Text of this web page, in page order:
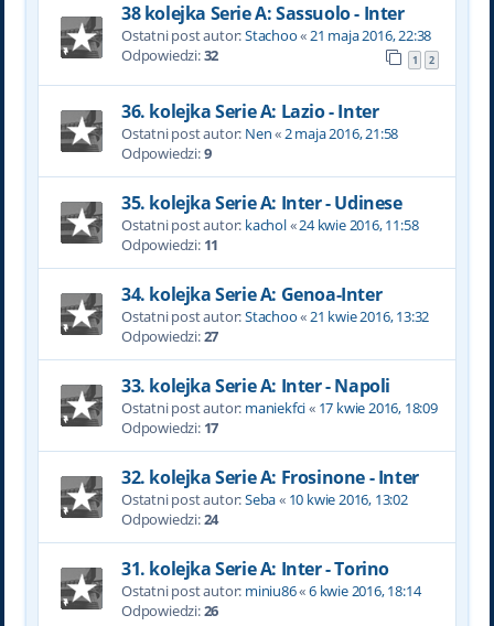
38 kolejka Serie A: Sassuolo - Inter
Ostatni post autor:Stachoo«21 maja 2016, 22:38
Odpowiedzi:32 1 2
36. kolejka Serie A: Lazio - Inter
Ostatni post autor: Nen«2 maja 2016, 21:58
Odpowiedzi:9
35. kolejka Serie A: Inter - Udinese
Ostatni post autor: kachol«24 kwie 2016, 11:58
Odpowiedzi: 11
34. kolejka Serie A: Genoa-Inter
Ostatni post autor:Stachoo«21 kwie 2016, 13:32
Odpowiedzi:27
33. kolejka Serie A: Inter - Napoli
Ostatni post autor: maniekfci« 17 kwie 2016, 18:09
Odpowiedzi: 17
32. kolejka Serie A: Frosinone - Inter
Ostatni post autor:Seba« 10 kwie 2016, 13:02
Odpowiedzi:24
31. kolejka Serie A: Inter - Torino
Ostatni post autor: miniu86«6 kwie 2016, 18:14
Odpowiedzi:26